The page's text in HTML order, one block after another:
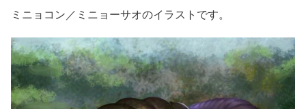
ミニョコン／ミニョーサオのイラストです。